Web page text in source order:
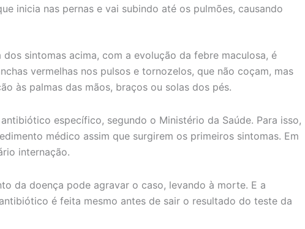
inicia nas pernas e vai subindo até os pulmões, causando
dos sintomas acima, com a evolução da febre maculosa, é
vermelhas nos pulsos e tornozelos, que não coçam, mas
às palmas das mãos, braços ou solas dos pés.
específico, segundo o Ministério da Saúde. Para isso,
médico assim que surgirem os primeiros sintomas. Em
internação.
da doença pode agravar o caso, levando à morte. E a
é feita mesmo antes de sair o resultado do teste da